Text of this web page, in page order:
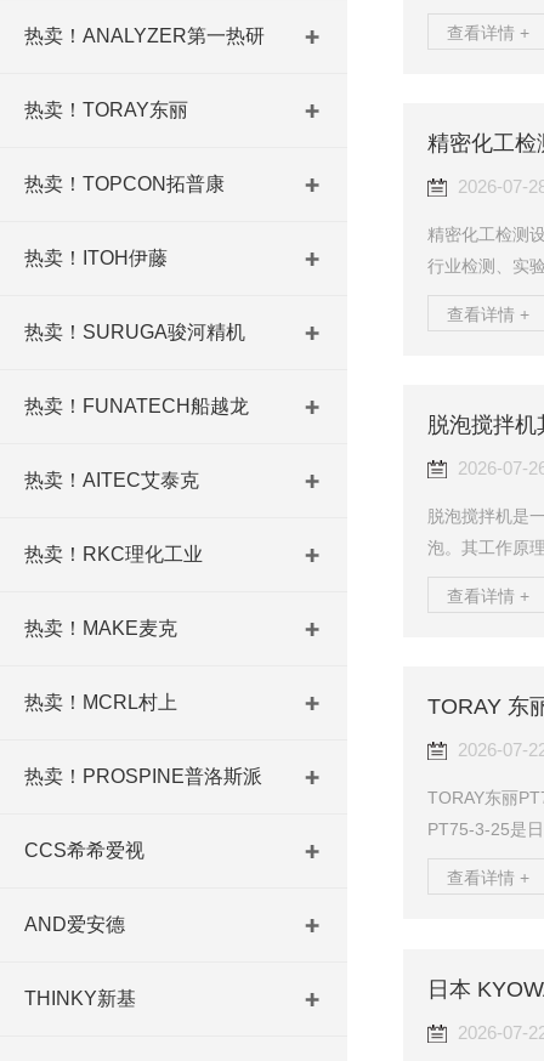
热卖！ANALYZER第一热研
热卖！TORAY东丽
热卖！TOPCON拓普康
热卖！ITOH伊藤
热卖！SURUGA骏河精机
热卖！FUNATECH船越龙
热卖！AITEC艾泰克
热卖！RKC理化工业
热卖！MAKE麦克
热卖！MCRL村上
热卖！PROSPINE普洛斯派
CCS希希爱视
AND爱安德
THINKY新基
直接中断实验
低温恒温槽、
查看详情 +
2026-07-
精密化工检测
行业检测、实
障，是众多化
机、振荡水槽
查看详情 +
脱泡搅拌机
2026-07-
脱泡搅拌机是
泡。其工作原
沫的目的。采
提高了工作效
前准备与安全
查看详情 +
2026-07-
TORAY东丽
PT75-3-25是
薄膜制备，作
规避传统声透
查看详情 +
2026-07-